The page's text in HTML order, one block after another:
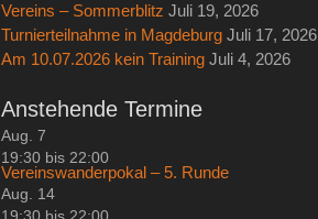
Vereins – Sommerblitz Juli 19, 2026
Turnierteilnahme in Magdeburg Juli 17, 2026
Am 10.07.2026 kein Training Juli 4, 2026
Anstehende Termine
Aug. 7
19:30 bis 22:00
Vereinswanderpokal – 5. Runde
Aug. 14